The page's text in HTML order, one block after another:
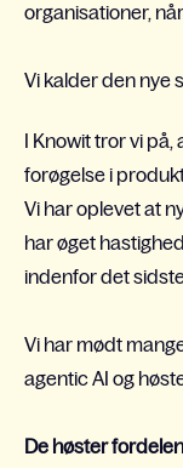
organisationer,
Vi kalder den nye
I Knowit tror vi
forøgelse i
Vi har oplevet at
har øget
indenfor det
Vi har mødt
agentic AI og
De høster